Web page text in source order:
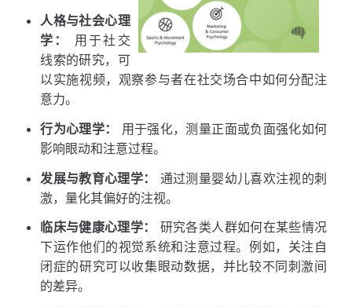
人格与社会心理
学：
用于社交
线索的研究，可
以实施视频，观察参与者在社交场合中如何分配注
意力。
行为心理学：
用于强化，测量正面或负面强化如何
影响眼动和注意过程。
发展与教育心理学：
通过测量婴幼儿喜欢注视的刺
激，量化其偏好的注视。
临床与健康心理学：
研究各类人群如何在某些情况
下运作他们的视觉系统和注意过程。例如，关注自
闭症的研究可以收集眼动数据，并比较不同刺激间
的差异。